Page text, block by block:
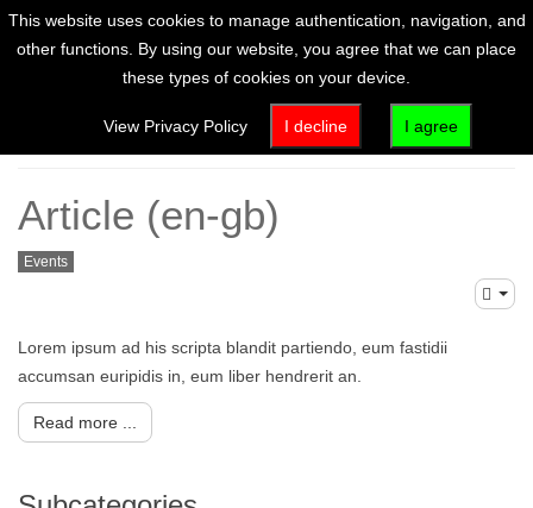
News
Article (en-gb)
Events
Lorem ipsum ad his scripta blandit partiendo, eum fastidii
accumsan euripidis in, eum liber hendrerit an.
Read more ...
This website uses cookies to manage authentication, navigation, and
other functions. By using our website, you agree that we can place
these types of cookies on your device.
View Privacy Policy I decline I agree